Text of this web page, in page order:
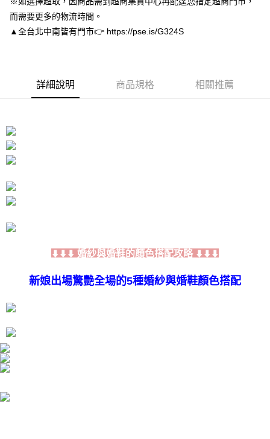
２．訂單成立數日內，您將收到繳費通知簡訊。
３．收到繳費通知簡訊後14天內，點擊此簡訊中的連結，可透過四大超商／
ATM／網路銀行／等多元方式進行付款，方視為交易完成。
是否繳費成功／繳費後需取消欲退款等相關疑問，請聯繫「AFTEE先享後付
客戶支援中心」https://netprotections.freshdesk.com/support/home
１．透過由恩沛科技股份有限公司提供之「AFTEE先享後付」服務完成之交
易，需依本服務之必要範圍內提供個人資料，並將交易相關給付款項請求債
權轉讓予恩沛科技股份有限公司。
２．關於個人資料處理事宜，請瀏覽以下網址：
３．未成年的使用者請事先徵得法定代理人或監護人之同意方可使用
任。
時審查核予不同之上限額度；若仍有額度不足之情形，本公司將視審查結果
５．嚴禁一人註冊多個帳號或使用他人資訊註冊。若發現惡意使用之情形，
每筆NT$80，滿NT$3,000(含以上)免運費
宅配
而需要更多的物流時間。
▲全台北中南皆有門市👉 https://pse.is/G324S
詳細說明 商品規格 相關推薦
⬇⬇⬇ 婚紗與婚鞋的顏色搭配攻略 ⬇⬇⬇
新娘出場驚艷全場的5種婚紗與婚鞋顏色搭配